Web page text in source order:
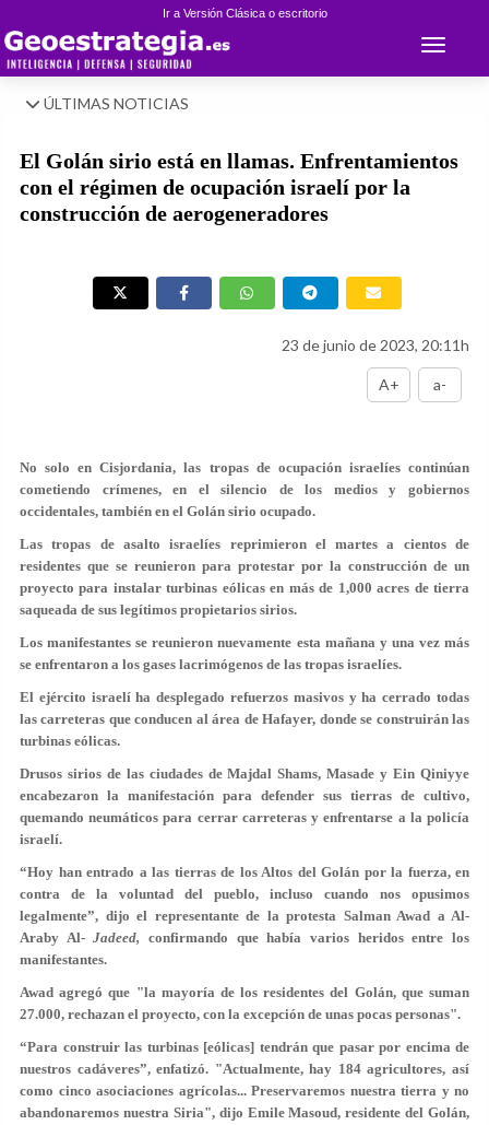
Ir a Versión Clásica o escritorio
Toggle
ÚLTIMAS NOTICIAS
El Golán sirio está en llamas. Enfrentamientos
con el régimen de ocupación israelí por la
construcción de aerogeneradores
23 de junio de 2023, 20:11h
A+ a-
No solo en Cisjordania, las tropas de ocupación israelíes continúan
cometiendo crímenes, en el silencio de los medios y gobiernos
occidentales, también en el Golán sirio ocupado.
Las tropas de asalto israelíes reprimieron el martes a cientos de
residentes que se reunieron para protestar por la construcción de un
proyecto para instalar turbinas eólicas en más de 1,000 acres de tierra
saqueada de sus legítimos propietarios sirios.
Los manifestantes se reunieron nuevamente esta mañana y una vez más
se enfrentaron a los gases lacrimógenos de las tropas israelíes.
El ejército israelí ha desplegado refuerzos masivos y ha cerrado todas
las carreteras que conducen al área de Hafayer, donde se construirán las
turbinas eólicas.
Drusos sirios de las ciudades de Majdal Shams, Masade y Ein Qiniyye
encabezaron la manifestación para defender sus tierras de cultivo,
quemando neumáticos para cerrar carreteras y enfrentarse a la policía
israelí.
“Hoy han entrado a las tierras de los Altos del Golán por la fuerza, en
contra de la voluntad del pueblo, incluso cuando nos opusimos
legalmente”, dijo el representante de la protesta Salman Awad a Al-
Araby Al-Jadeed, confirmando que había varios heridos entre los
manifestantes.
Awad agregó que "la mayoría de los residentes del Golán, que suman
27.000, rechazan el proyecto, con la excepción de unas pocas personas".
“Para construir las turbinas [eólicas] tendrán que pasar por encima de
nuestros cadáveres”, enfatizó. "Actualmente, hay 184 agricultores, así
como cinco asociaciones agrícolas... Preservaremos nuestra tierra y no
abandonaremos nuestra Siria", dijo Emile Masoud, residente del Golán,